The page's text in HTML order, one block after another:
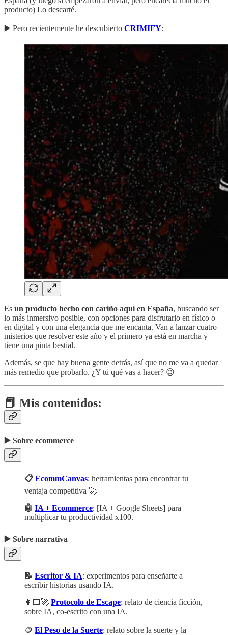
producto) Lo descarté.
▶️ Pero recientemente he descubierto CRIMIFY:
Es un producto hecho con cariño aquí en España, buscando ser
lo más inmersivo posible, con opciones para disfrutarlo en físico o
en digital y con una elegancia que me encanta. Van a lanzar cuatro
misterios que resolver este año y el primero ya está en marcha y
tiene una pinta bestial.
Además, se que hay buena gente detrás, así que no me va a quedar
más remedio que probarlo. ¿Y tú qué vas a hacer? 😉
📕 Mis contenidos:
▶️ Sobre ecommerce
📋 EcommCanvas: herramientas para encontrar tu
ventaja competitiva 🚀
🤖 IA + Ecommerce: [IA + Google Sheets] para
multiplicar tu productividad x100.
▶️ Sobre narrativa
📝 Escritor & IA: experimentos para enseñarte a
escribir historias usando IA.
👩🏻‍🚀 Protocolo de Escape: relato de ciencia ficción,
sobre IA, co-escrito con una IA.
🪙 El Peso de la Suerte: relato sobre la suerte y la